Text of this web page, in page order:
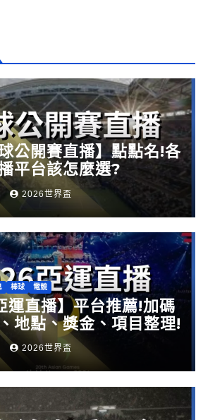
公開賽直播】點點名!各
平台該怎麼選?
2026世界盃
棒球 電競
直播】平台推薦!加碼
地點、獎金、項目整理!
2026世界盃